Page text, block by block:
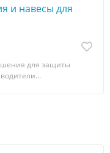
и навесы для
для защиты